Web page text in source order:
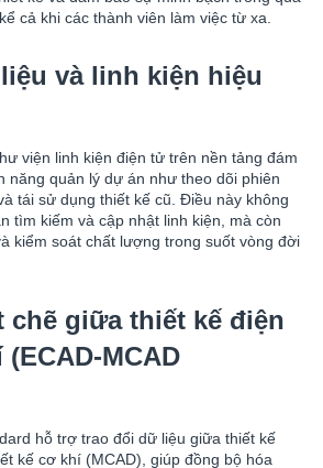
cả khi các thành viên làm việc từ xa.
và linh kiện hiệu
viện linh kiện điện tử trên nền tảng đám
năng quản lý dự án như theo dõi phiên
tái sử dụng thiết kế cũ. Điều này không
tìm kiếm và cập nhật linh kiện, mà còn
kiểm soát chất lượng trong suốt vòng đời
chẽ giữa thiết kế điện
MCAD
hỗ trợ trao đổi dữ liệu giữa thiết kế
kế cơ khí (MCAD), giúp đồng bộ hóa